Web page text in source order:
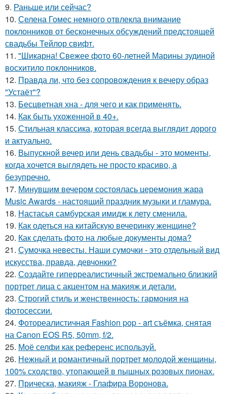
9. Раньше или сейчас?
10. Селена Гомес немного отвлекла внимание
поклонников от бесконечных обсуждений предстоящей
свадьбы Тейлор свифт.
11. "Шикарна! Свежее фото 60-летней Марины зудиной
восхитило поклонников.
12. Правда ли, что без сопровождения к вечеру образ
"Устаёт"?
13. Бесцветная хна - для чего и как применять.
14. Как быть ухоженной в 40+.
15. Стильная классика, которая всегда выглядит дорого
и актуально.
16. Выпускной вечер или день свадьбы - это моменты,
когда хочется выглядеть не просто красиво, а
безупречно.
17. Минувшим вечером состоялась церемония жара
Music Awards - настоящий праздник музыки и гламура.
18. Настасья самбурская имидж к лету сменила.
19. Как одеться на китайскую вечеринку женщине?
20. Как сделать фото на любые документы дома?
21. Сумочка невесты. Наши сумочки - это отдельный вид
искусства, правда, девчонки?
22. Создайте гиперреалистичный экстремально близкий
портрет лица с акцентом на макияж и детали.
23. Строгий стиль и женственность: гармония на
фотосессии.
24. Фотореалистичная Fashion pop - art съёмка, снятая
на Canon EOS R5, 50mm, f/2.
25. Моё селфи как референс используй.
26. Нежный и романтичный портрет молодой женщины,
100% сходство, утопающей в пышных розовых пионах.
27. Прическа, макияж - Глафира Воронова.